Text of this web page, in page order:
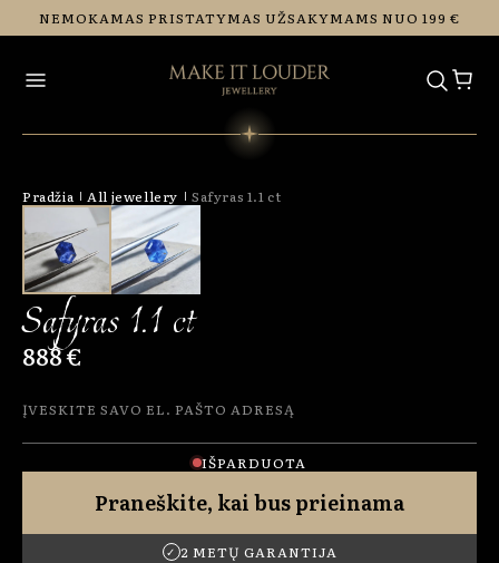
Eiti į
turinį
NEMOKAMAS PRISTATYMAS UŽSAKYMAMS NUO 199 €
Pradžia All jewellery Safyras 1.1 ct
Safyras 1.1 ct
888 €
IŠPARDUOTA
Praneškite, kai bus prieinama
✓ 2 METŲ GARANTIJA